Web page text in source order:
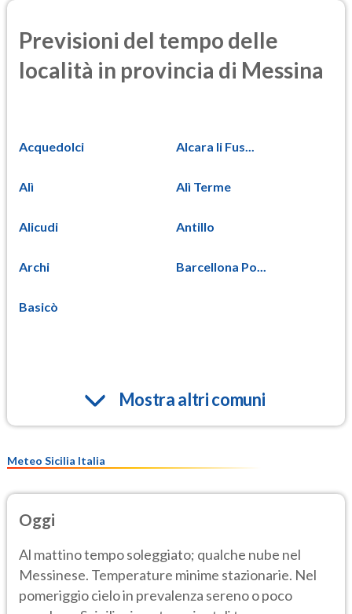
Previsioni del tempo delle
località in provincia di Messina
Acquedolci Alcara li Fus...
Alì Alì Terme
Alicudi Antillo
Archi Barcellona Po...
Basicò
Mostra altri comuni
Meteo Sicilia Italia
Oggi
Al mattino tempo soleggiato; qualche nube nel
Messinese. Temperature minime stazionarie. Nel
pomeriggio cielo in prevalenza sereno o poco